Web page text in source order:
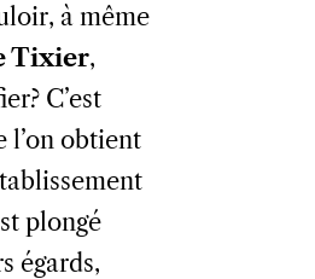
à même
Tixier,
C’est
l’on obtient
plongé
égards,